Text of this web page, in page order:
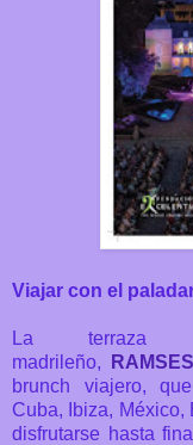
Viajar con el
La terraza
madrileño,
brunch viajero,
Cuba, Ibiza,
disfrutarse hasta